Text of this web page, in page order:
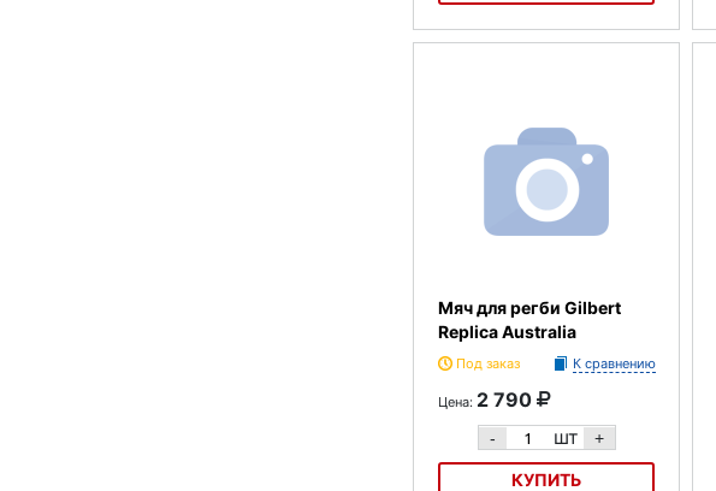
Мяч для регби Gilbert Barbarian
Мяч для регби Gilbert
Replica Australia
Под заказ К сравнению
Цена: 2 790
- шт +
КУПИТЬ